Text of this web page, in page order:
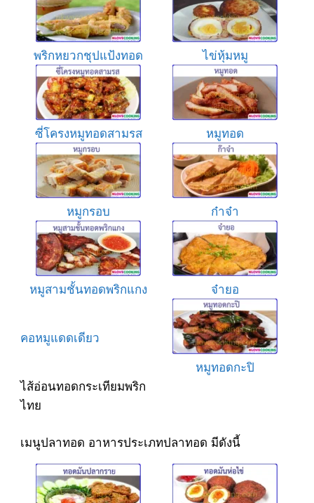
พริกหยวกชุปแป้งทอด ไข่หุ้มหมู
ซี่โครงหมูทอดสามรส หมูทอด
หมูกรอบ ก๋าจ๋า
หมูสามชั้นทอดพริกแกง จ๋ายอ
คอหมูแดดเดียว
หมูทอดกะปิ
ไส้อ่อนทอดกระเทียมพริก
ไทย
เมนูปลาทอด อาหารประเภทปลาทอด มีดังนี้